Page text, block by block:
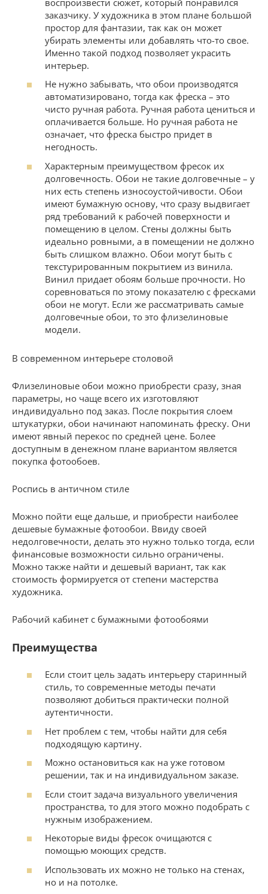
заказчику. У художника в этом плане большой
простор для фантазии, так как он может
убирать элементы или добавлять что-то свое.
Именно такой подход позволяет украсить
интерьер.
Не нужно забывать, что обои производятся
автоматизировано, тогда как фреска – это
чисто ручная работа. Ручная работа цениться и
оплачивается больше. Но ручная работа не
означает, что фреска быстро придет в
негодность.
Характерным преимуществом фресок их
долговечность. Обои не такие долговечные – у
них есть степень износоустойчивости. Обои
имеют бумажную основу, что сразу выдвигает
ряд требований к рабочей поверхности и
помещению в целом. Стены должны быть
идеально ровными, а в помещении не должно
быть слишком влажно. Обои могут быть с
текстурированным покрытием из винила.
Винил придает обоям больше прочности. Но
соревноваться по этому показателю с фресками
обои не могут. Если же рассматривать самые
долговечные обои, то это флизелиновые
модели.
В современном интерьере столовой
Флизелиновые обои можно приобрести сразу, зная
параметры, но чаще всего их изготовляют
индивидуально под заказ. После покрытия слоем
штукатурки, обои начинают напоминать фреску. Они
имеют явный перекос по средней цене. Более
доступным в денежном плане вариантом является
покупка фотообоев.
Роспись в античном стиле
Можно пойти еще дальше, и приобрести наиболее
дешевые бумажные фотообои. Ввиду своей
недолговечности, делать это нужно только тогда, если
финансовые возможности сильно ограничены.
Можно также найти и дешевый вариант, так как
стоимость формируется от степени мастерства
художника.
Рабочий кабинет с бумажными фотообоями
Преимущества
Если стоит цель задать интерьеру старинный
стиль, то современные методы печати
позволяют добиться практически полной
аутентичности.
Нет проблем с тем, чтобы найти для себя
подходящую картину.
Можно остановиться как на уже готовом
решении, так и на индивидуальном заказе.
Если стоит задача визуального увеличения
пространства, то для этого можно подобрать с
нужным изображением.
Некоторые виды фресок очищаются с
помощью моющих средств.
Использовать их можно не только на стенах,
но и на потолке.